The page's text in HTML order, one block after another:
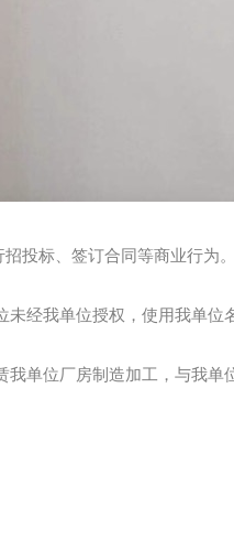
投标、签订合同等商业行为。
经我单位授权，使用我单
单位厂房制造加工，与我